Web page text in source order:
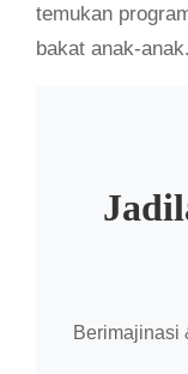
temukan
bakat anak-anak.
Berimajinasi